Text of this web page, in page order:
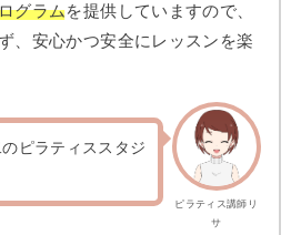
グラムを提供していますので、
、安心かつ安全にレッスンを楽
ピラティス講師リ
サ
ピラティススタジ